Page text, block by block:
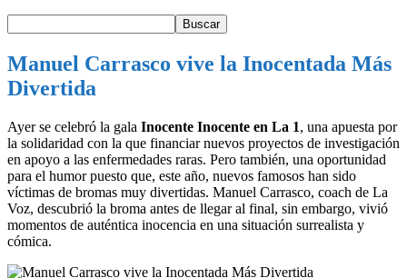
Manuel Carrasco vive la Inocentada Más
Divertida
Ayer se celebró la gala Inocente Inocente en La 1, una apuesta por
la solidaridad con la que financiar nuevos proyectos de investigación
en apoyo a las enfermedades raras. Pero también, una oportunidad
para el humor puesto que, este año, nuevos famosos han sido
víctimas de bromas muy divertidas. Manuel Carrasco, coach de La
Voz, descubrió la broma antes de llegar al final, sin embargo, vivió
momentos de auténtica inocencia en una situación surrealista y
cómica.